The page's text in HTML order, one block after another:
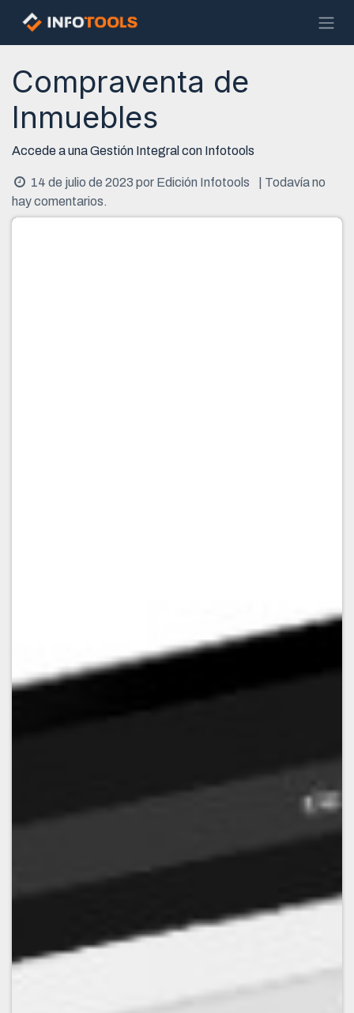
Ir al contenido
Compraventa de
Inmuebles
Accede a una Gestión Integral con Infotools
14 de julio de 2023 por Edición Infotools
| Todavía no
hay comentarios.